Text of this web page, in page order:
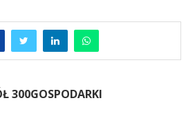
300GOSPODARKI